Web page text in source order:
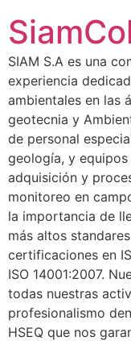
SIAM S.A es una
experiencia
ambientales en las
geotecnia y
de personal
geología, y
adquisición y
monitoreo en
la importancia de
más altos
certificaciones en
ISO 14001:2007.
todas nuestras
profesionalismo
HSEQ que nos